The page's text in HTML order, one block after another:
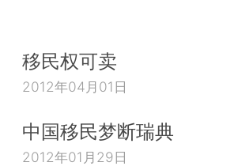
移民权可卖
2012年04月01日
中国移民梦断瑞典
2012年01月29日